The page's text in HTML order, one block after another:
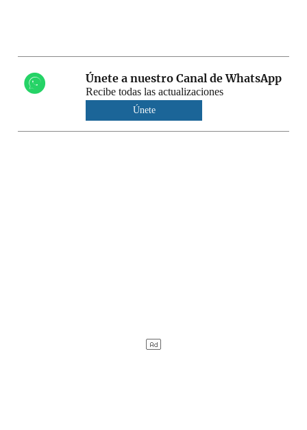
Únete a nuestro Canal de WhatsApp
Recibe todas las actualizaciones
Únete